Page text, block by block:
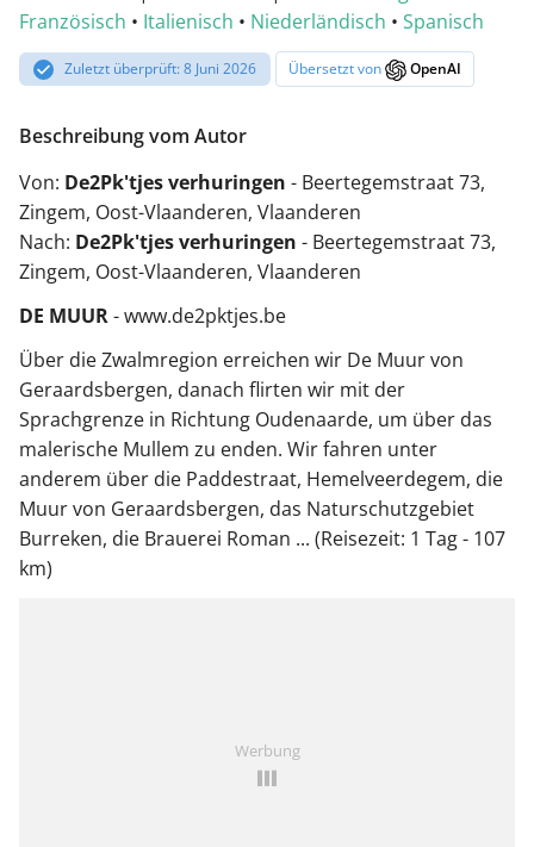
Französisch • Italienisch • Niederländisch • Spanisch
Zuletzt überprüft: 8 Juni 2026 Übersetzt von OpenAI
Beschreibung vom Autor
Von: De2Pk'tjes verhuringen - Beertegemstraat 73,
Zingem, Oost-Vlaanderen, Vlaanderen
Nach: De2Pk'tjes verhuringen - Beertegemstraat 73,
Zingem, Oost-Vlaanderen, Vlaanderen
DE MUUR- www.de2pktjes.be
Über die Zwalmregion erreichen wir De Muur von
Geraardsbergen, danach flirten wir mit der
Sprachgrenze in Richtung Oudenaarde, um über das
malerische Mullem zu enden. Wir fahren unter
anderem über die Paddestraat, Hemelveerdegem, die
Muur von Geraardsbergen, das Naturschutzgebiet
Burreken, die Brauerei Roman ... (Reisezeit: 1 Tag - 107
km)
Werbung